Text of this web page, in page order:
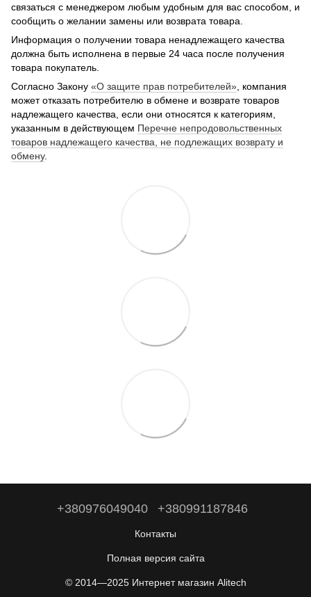
связаться с менеджером любым удобным для вас способом, и
сообщить о желании замены или возврата товара.
Информация о получении товара ненадлежащего качества
должна быть исполнена в первые 24 часа после получения
товара покупатель.
Согласно Закону «О защите прав потребителей», компания
может отказать потребителю в обмене и возврате товаров
надлежащего качества, если они относятся к категориям,
указанным в действующем Перечне непродовольственных
товаров надлежащего качества, не подлежащих возврату и
обмену.
+380976049040 +380991187846
Контакты
Полная версия сайта
© 2014—2025 Интернет магазин Alitech